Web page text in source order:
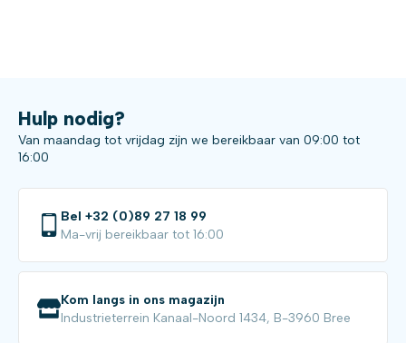
Hulp nodig?
Van maandag tot vrijdag zijn we bereikbaar van 09:00 tot
16:00
Bel +32 (0)89 27 18 99
Ma-vrij bereikbaar tot 16:00
Kom langs in ons magazijn
Industrieterrein Kanaal-Noord 1434, B-3960 Bree